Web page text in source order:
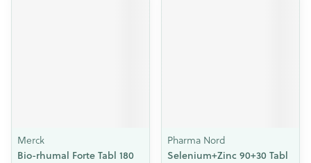
Merck
Bio-rhumal Forte Tabl 180
Pharma Nord
Selenium+Zinc 90+30 Tabl